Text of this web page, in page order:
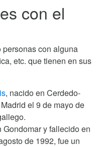
con el
con alguna
etc. que tienen en sus
, nacido en Cerdedo-
el 9 de mayo de
Gondomar y fallecido en
de 1992, fue un